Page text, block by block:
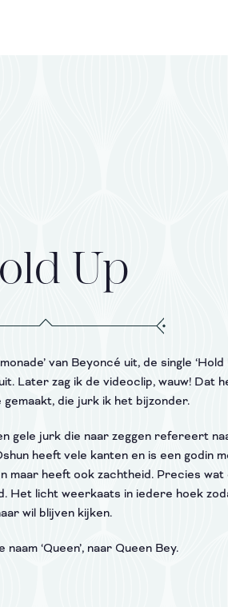
Up
van Beyoncé uit, de single ‘Hold
Later zag ik de videoclip, wauw! Dat
gemaakt, die jurk ik het bijzonder.
gele jurk die naar zeggen refereert
heeft vele kanten en is een godin
maar heeft ook zachtheid. Precies wat
Het licht weerkaats in iedere hoek
wil blijven kijken.
‘Queen’, naar Queen Bey.